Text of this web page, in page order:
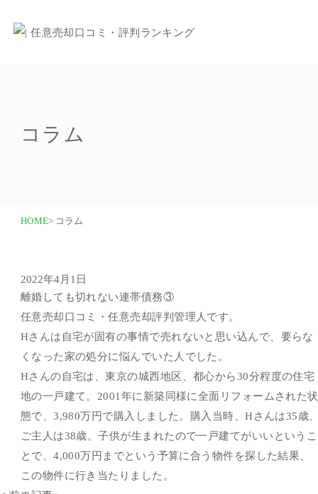
コラム
HOME> コラム
2022年4月1日
離婚しても切れない連帯債務③
任意売却口コミ・任意売却評判管理人です。
Hさんは自宅が固有の事情で売れないと思い込んで、要らな
くなった家の処分に悩んでいた人でした。
Hさんの自宅は、東京の城西地区、都心から30分程度の住宅
地の一戸建て。2001年に新築同様に全面リフォームされた状
態で、3,980万円で購入しました。購入当時、Hさんは35歳
ご主人は38歳。子供が生まれたので一戸建てがいいというこ
とで、4,000万円までという予算に合う物件を探した結果、
この物件に行き当たりました。